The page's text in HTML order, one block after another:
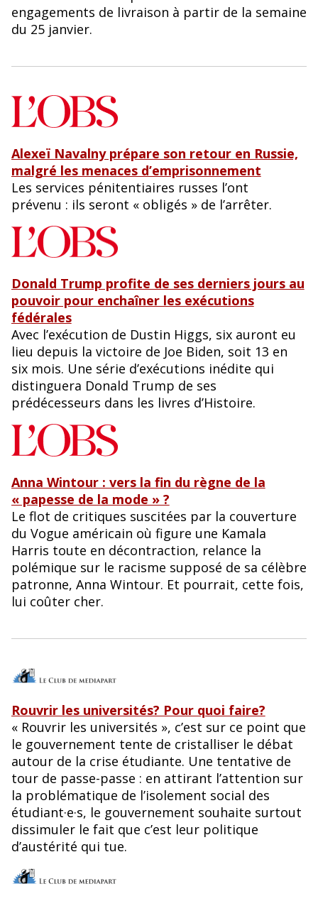
engagements de livraison à partir de la semaine
du 25 janvier.
Alexeï Navalny prépare son retour en Russie,
malgré les menaces d’emprisonnement
Les services pénitentiaires russes l’ont
prévenu : ils seront « obligés » de l’arrêter.
Donald Trump profite de ses derniers jours au
pouvoir pour enchaîner les exécutions
fédérales
Avec l’exécution de Dustin Higgs, six auront eu
lieu depuis la victoire de Joe Biden, soit 13 en
six mois. Une série d’exécutions inédite qui
distinguera Donald Trump de ses
prédécesseurs dans les livres d’Histoire.
Anna Wintour : vers la fin du règne de la
« papesse de la mode » ?
Le flot de critiques suscitées par la couverture
du Vogue américain où figure une Kamala
Harris toute en décontraction, relance la
polémique sur le racisme supposé de sa célèbre
patronne, Anna Wintour. Et pourrait, cette fois,
lui coûter cher.
Rouvrir les universités? Pour quoi faire?
« Rouvrir les universités », c’est sur ce point que
le gouvernement tente de cristalliser le débat
autour de la crise étudiante. Une tentative de
tour de passe-passe : en attirant l’attention sur
la problématique de l’isolement social des
étudiant·e·s, le gouvernement souhaite surtout
dissimuler le fait que c’est leur politique
d’austérité qui tue.